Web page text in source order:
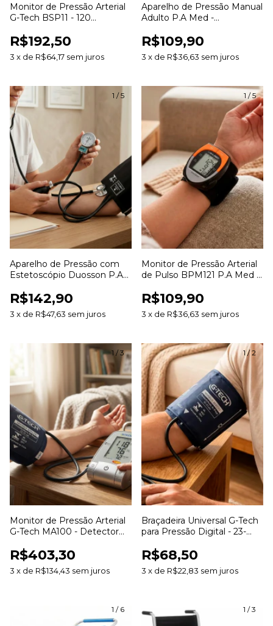
Monitor de Pressão Arterial
G-Tech BSP11 - 120
R$192,50
3 x de R$64,17 sem juros
Aparelho de Pressão Manual
Adulto P.A Med -
R$109,90
3 x de R$36,63 sem juros
1 /5
Aparelho de Pressão com
Estetoscópio Duosson P.A
R$142,90
3 x de R$47,63 sem juros
1 /5
Monitor de Pressão Arterial
de Pulso BPM121 P.A Med -
R$109,90
3 x de R$36,63 sem juros
1 / 3
Monitor de Pressão Arterial
G-Tech MA100 - Detector
R$403,30
3 x de R$134,43 sem juros
1/2
Braçadeira Universal G-Tech
para Pressão Digital - 23-
R$68,50
3 x de R$22,83 sem juros
1 / 6 1 /3